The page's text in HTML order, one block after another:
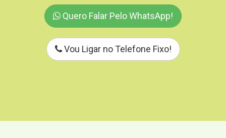
Quero Falar Pelo WhatsApp!
Vou Ligar no Telefone Fixo!